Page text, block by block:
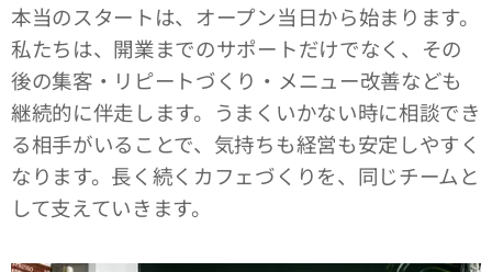
本当のスタートは、オープン当日から始まります。
私たちは、開業までのサポートだけでなく、その
後の集客・リピートづくり・メニュー改善なども
継続的に伴走します。うまくいかない時に相談でき
る相手がいることで、気持ちも経営も安定しやすく
なります。長く続くカフェづくりを、同じチームと
して支えていきます。